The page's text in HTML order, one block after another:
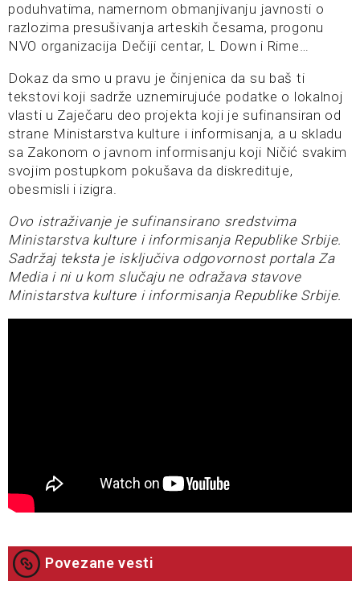
poduhvatima, namernom obmanjivanju javnosti o
razlozima presušivanja arteskih česama, progonu
NVO organizacija Dečiji centar, L Down i Rime…
Dokaz da smo u pravu je činjenica da su baš ti
tekstovi koji sadrže uznemirujuće podatke o lokalnoj
vlasti u Zaječaru deo projekta koji je sufinansiran od
strane Ministarstva kulture i informisanja, a u skladu
sa Zakonom o javnom informisanju koji Ničić svakim
svojim postupkom pokušava da diskredituje,
obesmisli i izigra.
Ovo istraživanje je sufinansirano sredstvima
Ministarstva kulture i informisanja Republike Srbije.
Sadržaj teksta je isključiva odgovornost portala Za
Media i ni u kom slučaju ne odražava stavove
Ministarstva kulture i informisanja Republike Srbije.
Povezane vesti